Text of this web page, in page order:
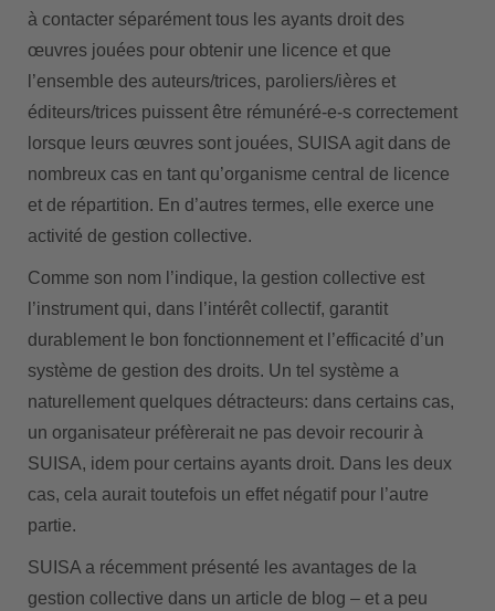
à contacter séparément tous les ayants droit des
œuvres jouées pour obtenir une licence et que
l’ensemble des auteurs/trices, paroliers/ières et
éditeurs/trices puissent être rémunéré-e-s correctement
lorsque leurs œuvres sont jouées, SUISA agit dans de
nombreux cas en tant qu’organisme central de licence
et de répartition. En d’autres termes, elle exerce une
activité de gestion collective.
Comme son nom l’indique, la gestion collective est
l’instrument qui, dans l’intérêt collectif, garantit
durablement le bon fonctionnement et l’efficacité d’un
système de gestion des droits. Un tel système a
naturellement quelques détracteurs: dans certains cas,
un organisateur préfèrerait ne pas devoir recourir à
SUISA, idem pour certains ayants droit. Dans les deux
cas, cela aurait toutefois un effet négatif pour l’autre
partie.
SUISA a récemment présenté les avantages de la
gestion collective dans un article de blog – et a peu